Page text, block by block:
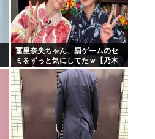
冨里奈央ちゃん、罰ゲームのセ
ミをずっと気にしてたｗ【乃木
坂46】